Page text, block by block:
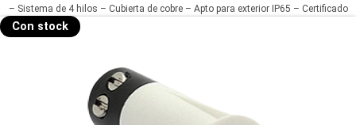
Especial
para
empotrar
– Sistema de 4 hilos – Cubierta de cobre – Apto para exterior IP65 – Certificado
Con stock